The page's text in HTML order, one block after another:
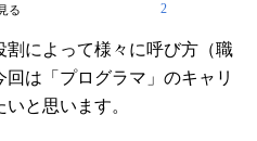
見る 2
によって様々に呼び方（職
は「プログラマ」のキャリ
と思います。